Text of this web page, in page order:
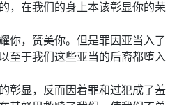
，在我们的身上本该彰显你的荣
你，赞美你。但是罪因亚当入了
至于我们这些亚当的后裔都堕入
彰显，反而因着罪和过犯成了羞